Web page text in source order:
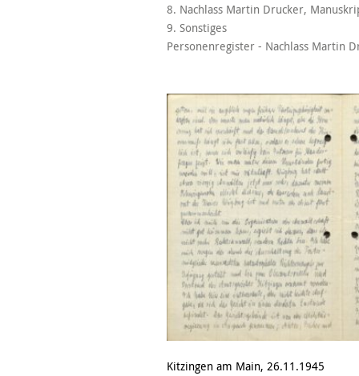
8. Nachlass Martin Drucker,
9. Sonstiges
Personenregister - Nachlass Martin
Kitzingen am Main, 26.11.1945